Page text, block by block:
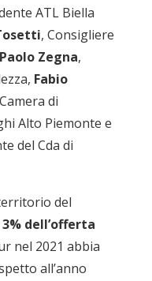
ATL Biella
, Consigliere
Paolo Zegna,
Fabio
di
Alto Piemonte e
del Cda di
del
3% dell’offerta
nel 2021 abbia
all’anno